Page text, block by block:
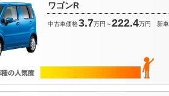
ワゴンR
中古車価格3.7万円～222.4万円 新